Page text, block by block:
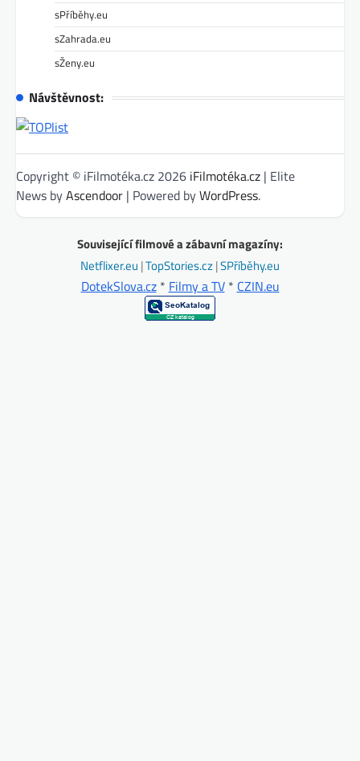
sPříběhy.eu
sZahrada.eu
sŽeny.eu
Návštěvnost:
Copyright © iFilmotéka.cz 2026 iFilmotéka.cz | Elite
News byAscendoor | Powered byWordPress.
Související filmové a zábavní magazíny:
Netflixer.eu |TopStories.cz|SPříběhy.eu
DotekSlova.cz* Filmy a TV* CZIN.eu